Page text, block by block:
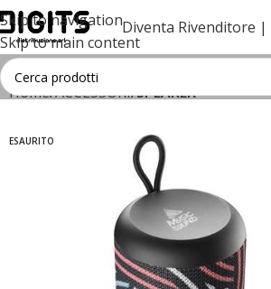
Skip to navigation
Skip to main content
Diventa Rivenditore |
Home ACCESSORI SPEAKER
ESAURITO